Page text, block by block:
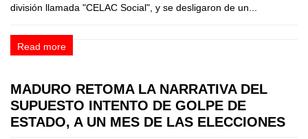
división llamada "CELAC Social", y se desligaron de un...
Read more
MADURO RETOMA LA NARRATIVA DEL
SUPUESTO INTENTO DE GOLPE DE
ESTADO, A UN MES DE LAS ELECCIONES